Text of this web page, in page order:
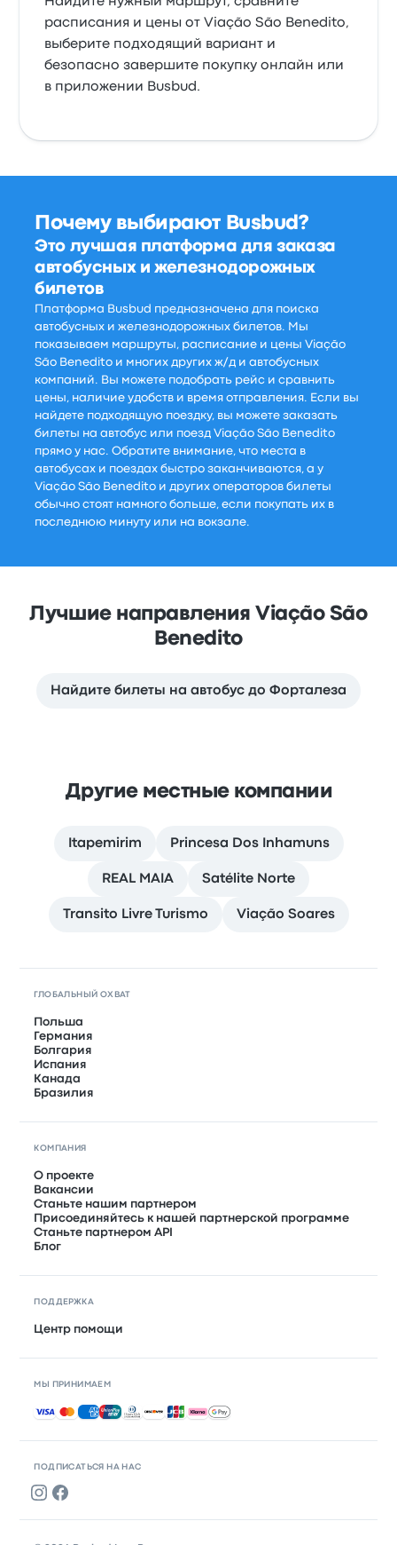
расписания и цены от Viação São Benedito,
выберите подходящий вариант и
безопасно завершите покупку онлайн или
в приложении Busbud.
Почему выбирают Busbud?
Это лучшая платформа для заказа
автобусных и железнодорожных
билетов
Платформа Busbud предназначена для поиска
автобусных и железнодорожных билетов. Мы
показываем маршруты, расписание и цены Viação
São Benedito и многих других ж/д и автобусных
компаний. Вы можете подобрать рейс и сравнить
цены, наличие удобств и время отправления. Если вы
найдете подходящую поездку, вы можете заказать
билеты на автобус или поезд Viação São Benedito
прямо у нас. Обратите внимание, что места в
автобусах и поездах быстро заканчиваются, а у
Viação São Benedito и других операторов билеты
обычно стоят намного больше, если покупать их в
последнюю минуту или на вокзале.
Лучшие направления Viação São
Benedito
Найдите билеты на автобус до Форталеза
Другие местные компании
Itapemirim Princesa Dos Inhamuns
REAL MAIA Satélite Norte
Transito Livre Turismo Viação Soares
ПОДПИСАТЬСЯ НА НАС
ГЛОБАЛЬНЫЙ ОХВАТ
Польша
Германия
Болгария
Испания
Канада
Бразилия
КОМПАНИЯ
О проекте
Вакансии
Станьте нашим партнером
Присоединяйтесь к нашей партнерской программе
Станьте партнером API
Блог
ПОДДЕРЖКА
Центр помощи
МЫ ПРИНИМАЕМ
Принимаемые способы оплаты